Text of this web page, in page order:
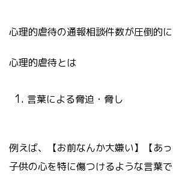
心理的虐待の通報相談件数が圧倒的に
心理的虐待とは
言葉による脅迫・脅し
例えば、【お前なんか大嫌い】【あ
子供の心を特に傷つけるような言葉で